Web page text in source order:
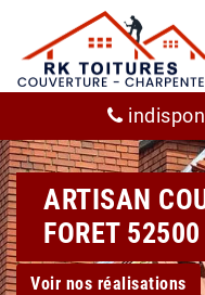
ARTISAN
FORET 52500
Voir nos réalisations